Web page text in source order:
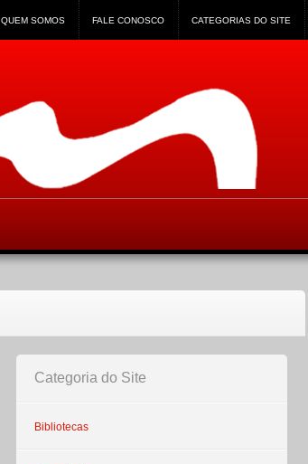
QUEM SOMOS FALE CONOSCO CATEGORIAS DO SITE
Categoria do Site
Bibliotecas